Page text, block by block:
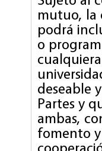
mutuo, la
podrá
o
deseable
Partes y
ambas,
fomento